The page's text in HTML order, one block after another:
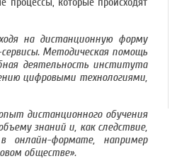
на дистанционную форму
Методическая помощь
деятельность института
цифровыми технологиями,
дистанционного обучения
знаний и, как следствие,
формате, например
обществе».